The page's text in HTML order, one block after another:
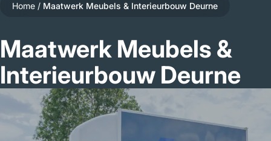
Home / Maatwerk Meubels & Interieurbouw Deurne
Maatwerk Meubels &
Interieurbouw Deurne